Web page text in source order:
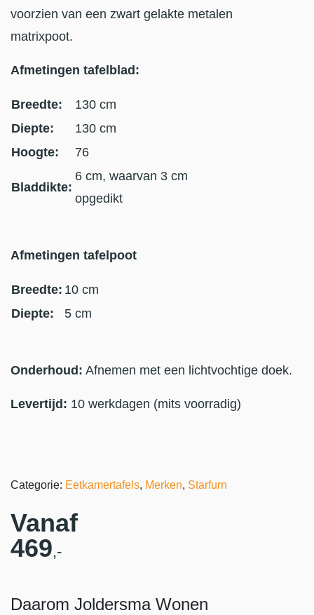
voorzien van een zwart gelakte metalen
matrixpoot.
Afmetingen tafelblad:
Breedte:
130 cm
Diepte:
130 cm
Hoogte:
76
Bladdikte:
6 cm, waarvan 3 cm
opgedikt
Afmetingen tafelpoot
Breedte: 10 cm
Diepte:
5 cm
Onderhoud: Afnemen met een lichtvochtige doek.
Levertijd: 10 werkdagen (mits voorradig)
Categorie: Eetkamertafels, Merken, Starfurn
Vanaf
469,-
Daarom Joldersma Wonen